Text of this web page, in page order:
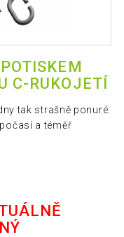
C-RUKOJETÍ
tak strašně ponuré.
a téměř